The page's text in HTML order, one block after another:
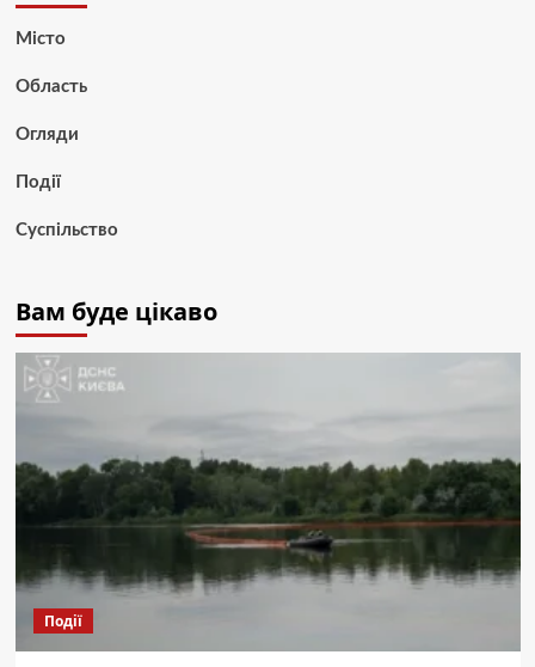
Місто
Область
Огляди
Події
Суспільство
Вам буде цікаво
Події